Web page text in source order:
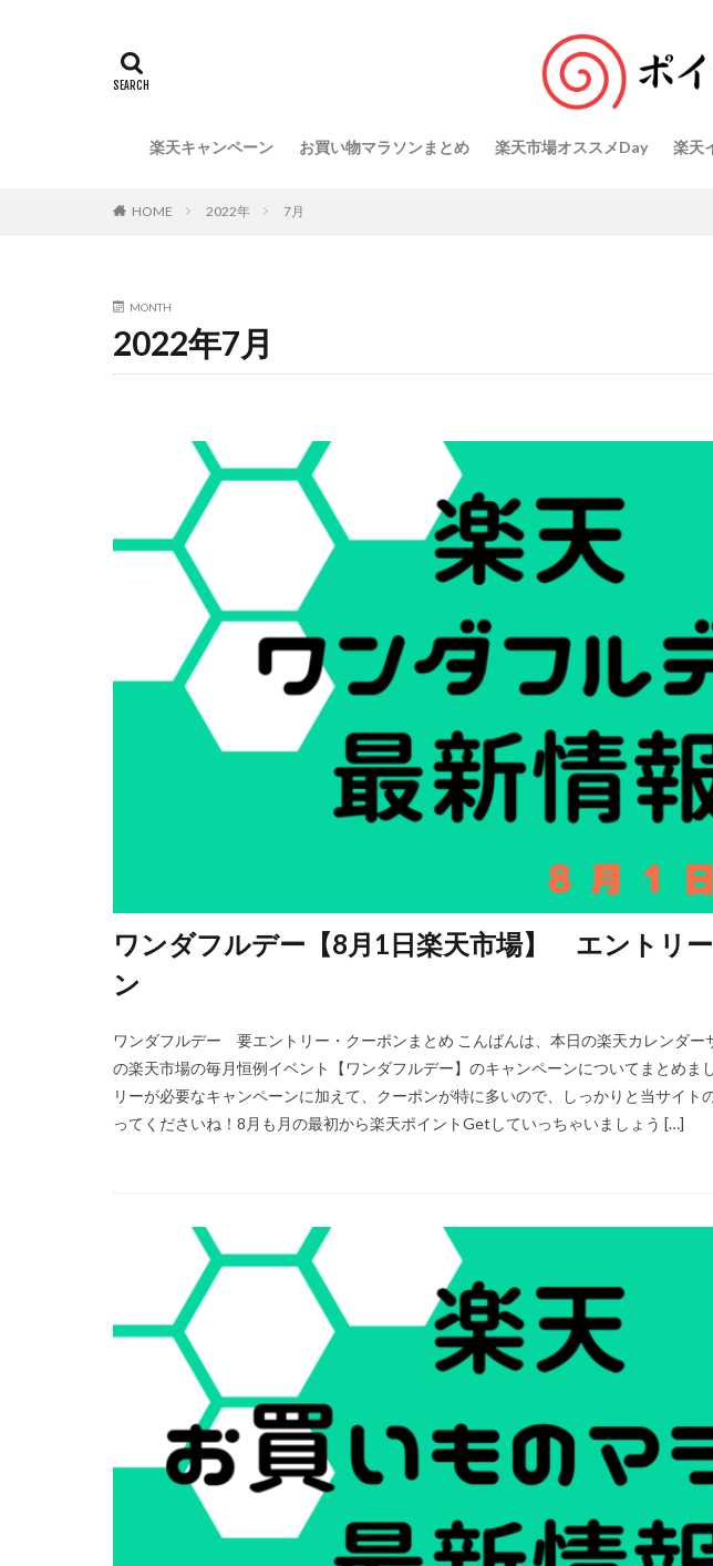
楽天キャンペーン お買い物マラソンまとめ 楽天市場オススメDay 楽天
HOME 2022年 7月
MONTH
2022年7月
ワンダフルデー【8月1日楽天市場】 エントリ
ン
ワンダフルデー 要エントリー・クーポンまとめ こんばんは、本日の楽天カレンダー
の楽天市場の毎月恒例イベント【ワンダフルデー】のキャンペーンについてまとめま
リーが必要なキャンペーンに加えて、クーポンが特に多いので、しっかりと当サイト
ってくださいね！8月も月の最初から楽天ポイントGetしていっちゃいましょう […]